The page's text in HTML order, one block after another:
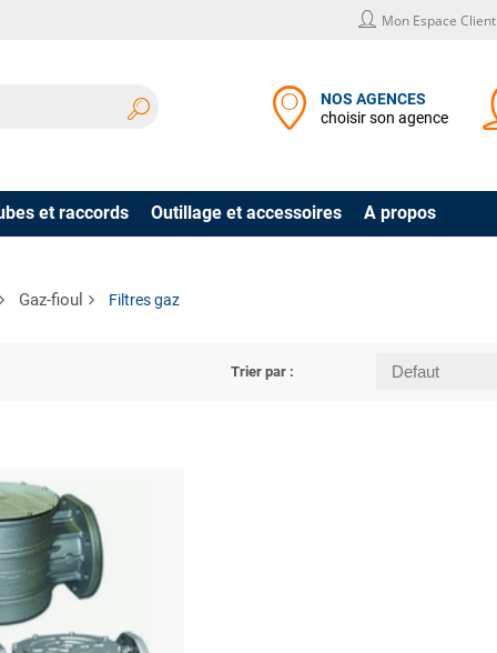
Mon Espace Client
NOS AGENCES
choisir son agence
et raccords Outillage et accessoires A propos
Gaz-fioul Filtres gaz
Trier par :